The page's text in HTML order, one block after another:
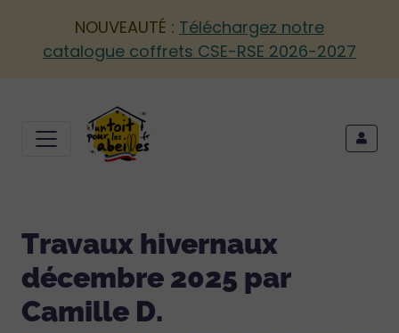
NOUVEAUTÉ : Téléchargez notre
catalogue coffrets CSE-RSE 2026-2027
Travaux hivernaux
décembre 2025 par
Camille D.